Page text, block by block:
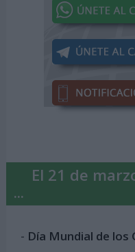
El 21 de
...
- Día Mundial de los